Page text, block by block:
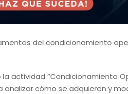
del condicionamiento
la actividad “Condicionamiento
cómo se adquieren y